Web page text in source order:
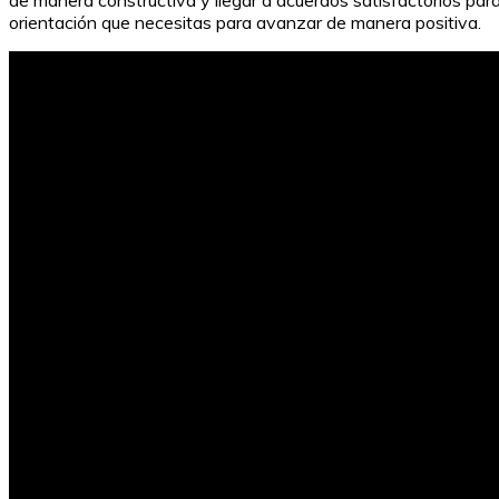
orientación que necesitas para avanzar de manera positiva.